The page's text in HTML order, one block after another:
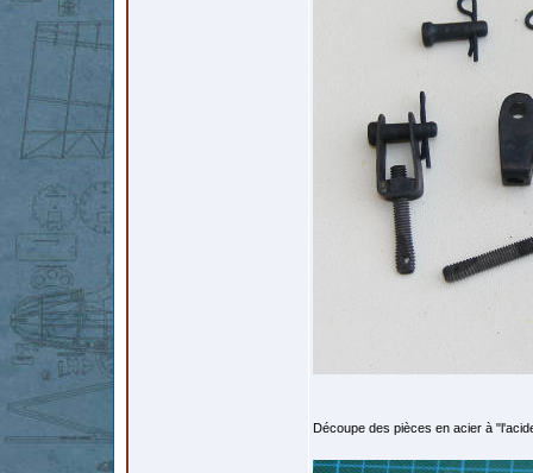
Découpe des pièces en acier à